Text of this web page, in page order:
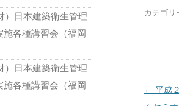
カテゴリ
投
← 平成
）日本建築衛生管理
施各種講習会（福岡
）日本建築衛生管理
施各種講習会（福岡